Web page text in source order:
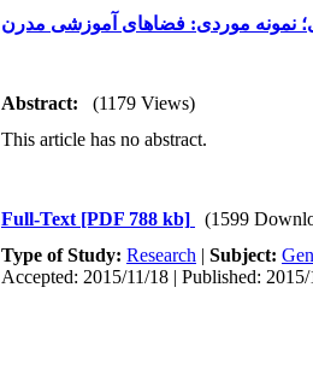
موردی: فضاهای آموزشی مدرن
Abstract:
(1179 Views)
This article has no abstract.
Full-Text [PDF 788 kb]
(1599
Type of Study: Research | Subject:
Accepted: 2015/11/18 | Published: 2015/